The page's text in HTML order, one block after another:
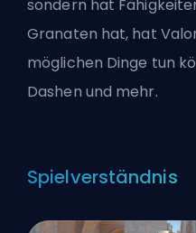
sondern hat
Granaten hat, hat
möglichen Dinge tun
Dashen und mehr.
Spielverständnis